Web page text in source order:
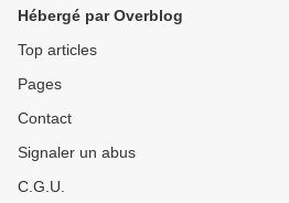
Hébergé par Overblog
Top articles
Pages
Contact
Signaler un abus
C.G.U.